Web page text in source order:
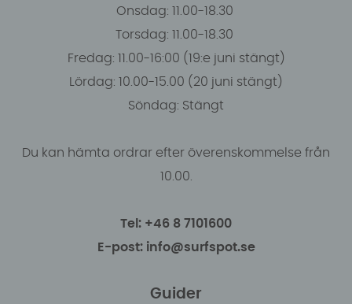
Onsdag: 11.00-18.30
Torsdag: 11.00-18.30
Fredag: 11.00-16:00 (19:e juni stängt)
Lördag: 10.00-15.00 (20 juni stängt)
Söndag: Stängt
Du kan hämta ordrar efter överenskommelse från
10.00.
Tel: +46 8 7101600
E-post: info@surfspot.se
Guider